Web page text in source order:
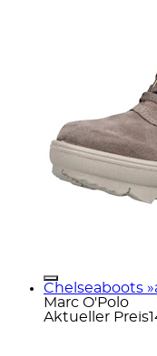
Chelseaboots
Marc O'Polo
Aktueller Preis